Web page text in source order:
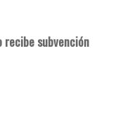
recibe subvención